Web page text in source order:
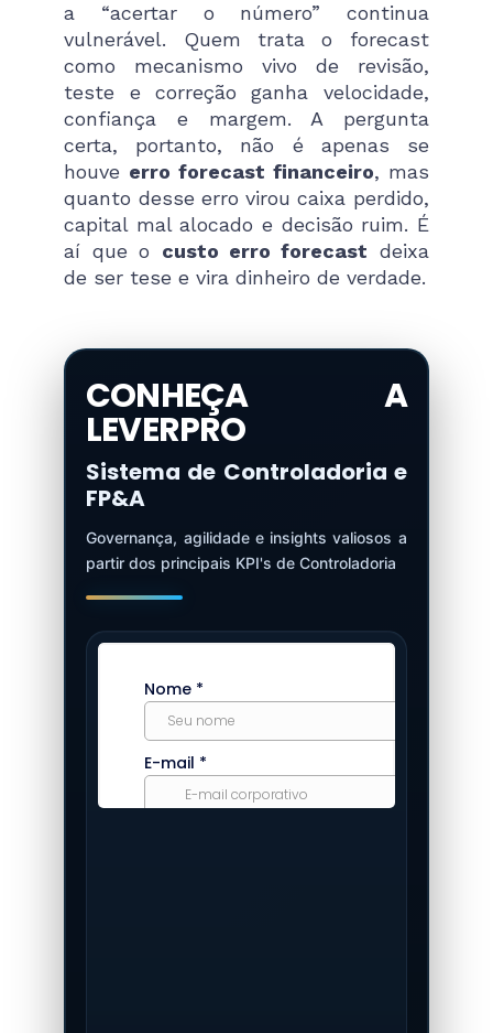
a “acertar o número” continua
vulnerável. Quem trata o forecast
como mecanismo vivo de revisão,
teste e correção ganha velocidade,
confiança e margem. A pergunta
certa, portanto, não é apenas se
houve erro forecast financeiro, mas
quanto desse erro virou caixa perdido,
capital mal alocado e decisão ruim. É
aí que o custo erro forecast deixa
de ser tese e vira dinheiro de verdade.
CONHEÇA A
LEVERPRO
Sistema de Controladoria e
FP&A
Governança, agilidade e insights valiosos a
partir dos principais KPI's de Controladoria